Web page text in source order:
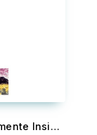
Individualmente Insieme